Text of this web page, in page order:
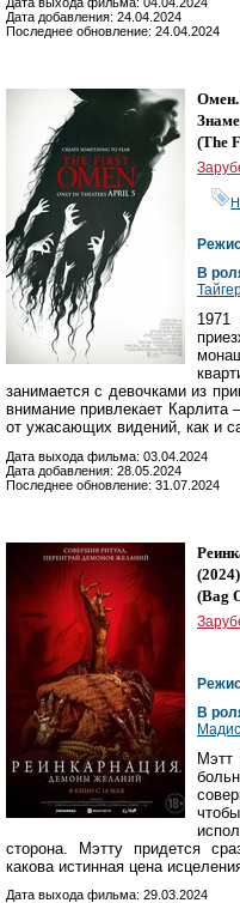
Дата добавления: 24.04.2024
Последнее обновление: 24.04.2024
Омен.
(The
В
1971
занимается с девочками из
внимание привлекает Карлита
от ужасающих видений, как и
Дата выхода фильма: 03.04.2024
Дата добавления: 28.05.2024
Последнее обновление: 31.07.2024
(2024)
(Bag
В
Мэтт
сторона. Мэтту придется
какова истинная цена
Дата выхода фильма: 29.03.2024